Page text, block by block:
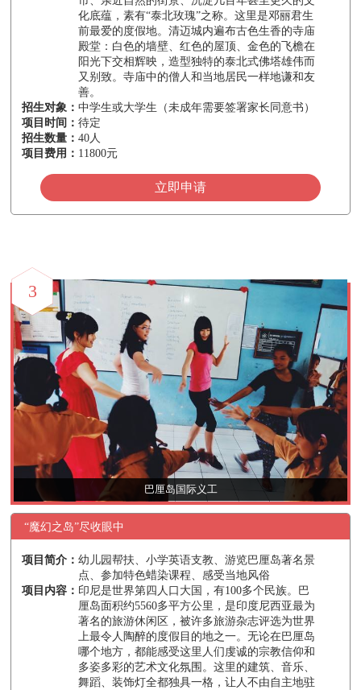
化底蕴，素有“泰北玫瑰”之称。这里是邓丽君生
前最爱的度假地。清迈城内遍布古色生香的寺庙
殿堂：白色的墙壁、红色的屋顶、金色的飞檐在
阳光下交相辉映，造型独特的泰北式佛塔雄伟而
又别致。寺庙中的僧人和当地居民一样地谦和友
善。
招生对象： 中学生或大学生（未成年需要签署家长同意书）
项目时间： 待定
招生数量： 40人
项目费用： 11800元
立即申请
巴厘岛国际义工
3
“魔幻之岛”尽收眼中
项目简介： 幼儿园帮扶、小学英语支教、游览巴厘岛著名景
点、参加特色蜡染课程、感受当地风俗
项目内容： 印尼是世界第四人口大国，有100多个民族。巴
厘岛面积约5560多平方公里，是印度尼西亚最为
著名的旅游休闲区，被许多旅游杂志评选为世界
上最令人陶醉的度假目的地之一。无论在巴厘岛
哪个地方，都能感受这里人们虔诚的宗教信仰和
多姿多彩的艺术文化氛围。这里的建筑、音乐、
舞蹈、装饰灯全都独具一格，让人不由自主地驻